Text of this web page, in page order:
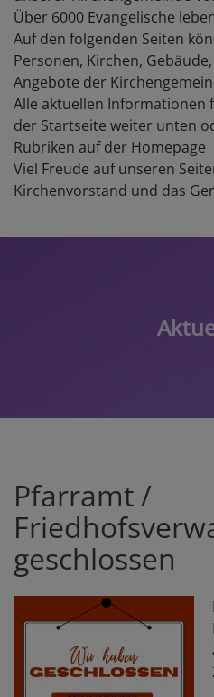
Über 6000 Evangelische
Auf den folgenden Seiten
Personen, Kirchen,
Angebote der
Alle aktuellen Informationen
der Startseite weiter unten
Rubriken auf der Homepage
Viel Freude auf unseren
Kirchenvorstand und das
Pfarramt /
geschlossen